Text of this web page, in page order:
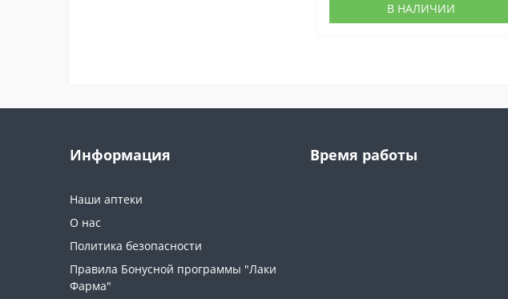
В НАЛИЧИИ
Информация
Наши аптеки
О нас
Политика безопасности
Правила Бонусной программы "Лаки
Фарма"
Время работы